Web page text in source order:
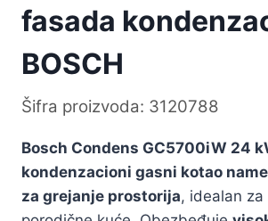
fasada
BOSCH
Šifra proizvoda: 3120788
Bosch Condens GC5700iW 24
kondenzacioni gasni kotao
za grejanje prostorija, idealan